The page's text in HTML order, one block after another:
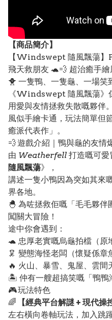
【商品簡介】
【Windswept 隨風飄蕩】
飛天救朋友 🐢💨 超治癒手
🐥 一隻鴨、一隻龜、一場笑
《Windswept 隨風飄蕩》
用愛與友情拯救失散嘅夥伴
風似手繪卡通，玩法簡單但
癒派代表作」。
💨 遊戲介紹｜鴨與龜的友情
由 Weatherfell 打造嘅可愛
隨風飄蕩》，
講述一隻小鴨因為突如其來
界各地。
🐣 為咗拯救佢嘅「毛毛夥
闖關大冒險！
途中你會遇到：
🐢 忠厚老實嘅烏龜拍檔（原
🦑 變態海怪老闆（懷疑係章
🔥 火山、暴雪、鬼屋、雲間
🏝️ 仲有一艘超搞笑嘅「鴨鴨
🎮 玩法特色
🌈
【經典平台解謎 + 現代操
左右橫向卷軸玩法，加入跳